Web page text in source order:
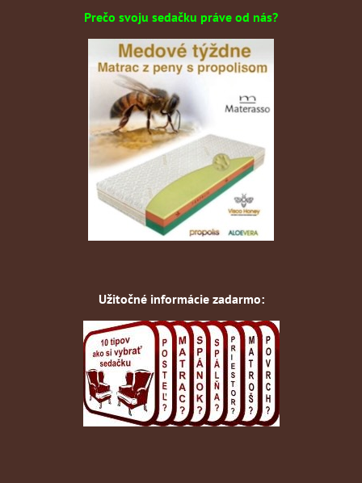
Prečo svoju sedačku práve od nás?
Užitočné informácie zadarmo: